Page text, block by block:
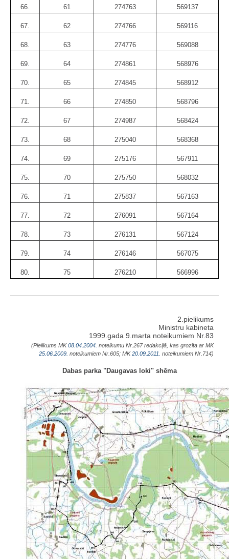
66. 61 274763 569137
67. 62 274766 569116
68. 63 274776 569088
69. 64 274861 568976
70. 65 274845 568912
71. 66 274850 568796
72. 67 274987 568424
73. 68 275040 568368
74. 69 275176 567911
75. 70 275750 568032
76. 71 275837 567163
77. 72 276091 567164
78. 73 276131 567124
79. 74 276146 567075
80. 75 276210 566996
2.pielikums
Ministru kabineta
1999.gada 9.marta noteikumiem Nr.83
(Pielikums MK08.04.2004. noteikumu Nr.267 redakcijā, kas grozīta ar MK
25.06.2009. noteikumiem Nr.605; MK20.09.2011. noteikumiem Nr.714)
Dabas parka "Daugavas loki" shēma